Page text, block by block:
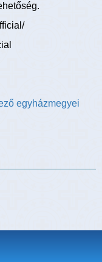
egyházmegyei